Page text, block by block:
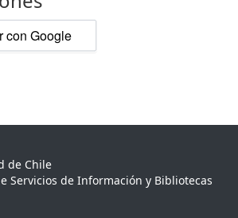
con Google
de Chile
Servicios de Información y Bibliotecas